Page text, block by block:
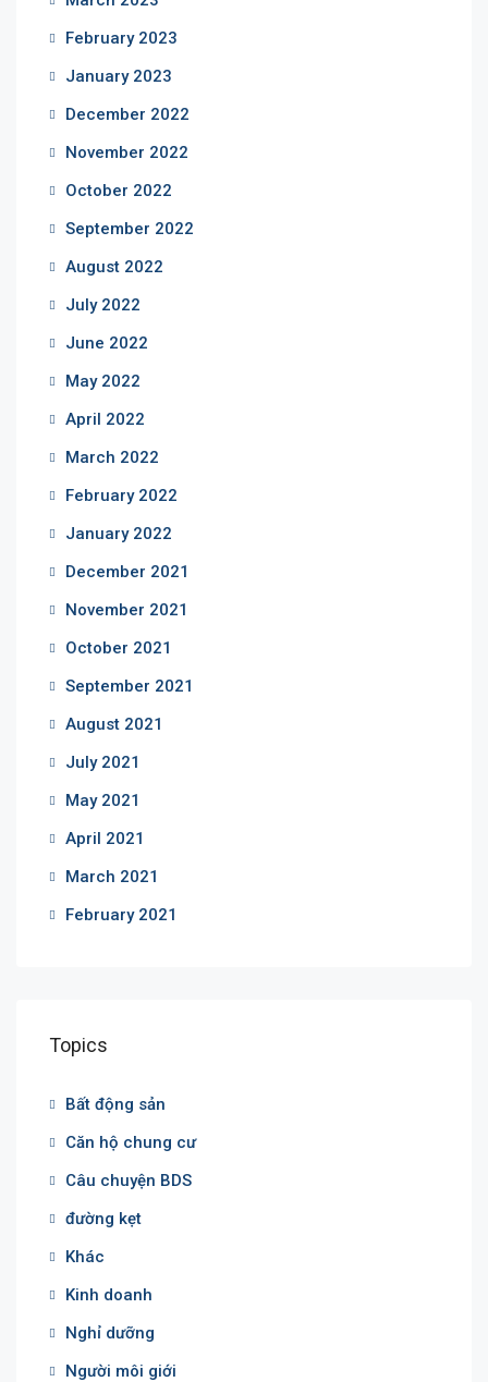
February 2023
January 2023
December 2022
November 2022
October 2022
September 2022
August 2022
July 2022
June 2022
May 2022
April 2022
March 2022
February 2022
January 2022
December 2021
November 2021
October 2021
September 2021
August 2021
July 2021
May 2021
April 2021
March 2021
February 2021
Topics
Bất động sản
Căn hộ chung cư
Câu chuyện BDS
đường kẹt
Khác
Kinh doanh
Nghỉ dưỡng
Người môi giới